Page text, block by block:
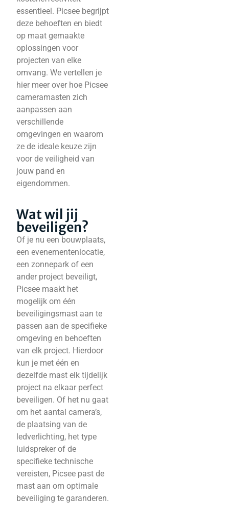
essentieel. Picsee begrijpt
deze behoeften en biedt
op maat gemaakte
oplossingen voor
projecten van elke
omvang. We vertellen je
hier meer over hoe Picsee
cameramasten zich
aanpassen aan
verschillende
omgevingen en waarom
ze de ideale keuze zijn
voor de veiligheid van
jouw pand en
eigendommen.
Wat wil jij
beveiligen?
Of je nu een bouwplaats,
een evenementenlocatie,
een zonnepark of een
ander project beveiligt,
Picsee maakt het
mogelijk om één
beveiligingsmast aan te
passen aan de specifieke
omgeving en behoeften
van elk project. Hierdoor
kun je met één en
dezelfde mast elk tijdelijk
project na elkaar perfect
beveiligen. Of het nu gaat
om het aantal camera’s,
de plaatsing van de
ledverlichting, het type
luidspreker of de
specifieke technische
vereisten, Picsee past de
mast aan om optimale
beveiliging te garanderen.